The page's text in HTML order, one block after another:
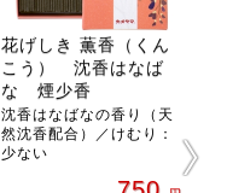
花げしき 薫香（くん
こう） 沈香はなば
な 煙少香
沈香はなばなの香り（天
然沈香配合）／けむり：
少ない